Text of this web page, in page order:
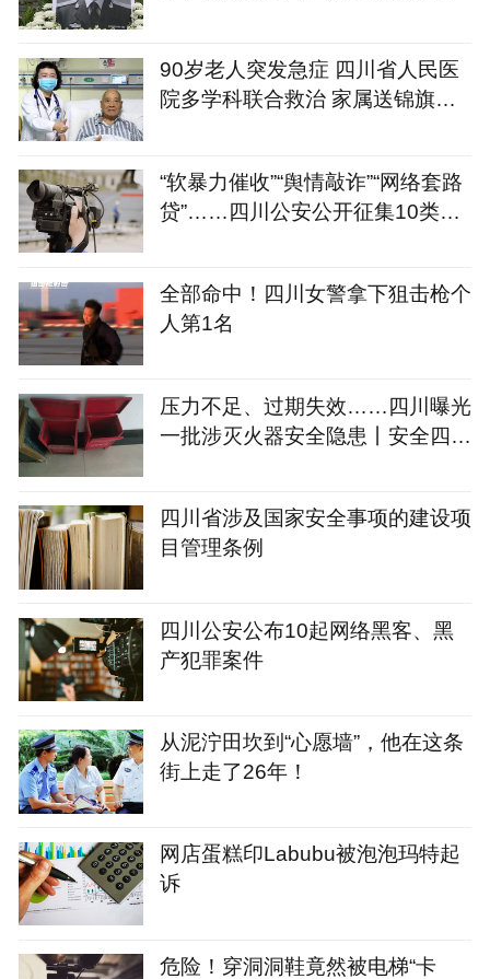
90岁老人突发急症 四川省人民医
院多学科联合救治 家属送锦旗点
“软暴力催收”“舆情敲诈”“网络套路
贷”……四川公安公开征集10类新
全部命中！四川女警拿下狙击枪个
人第1名
压力不足、过期失效……四川曝光
一批涉灭火器安全隐患丨安全四川
四川省涉及国家安全事项的建设项
目管理条例
四川公安公布10起网络黑客、黑
产犯罪案件
从泥泞田坎到“心愿墙”，他在这条
街上走了26年！
网店蛋糕印Labubu被泡泡玛特起
诉
危险！穿洞洞鞋竟然被电梯“卡